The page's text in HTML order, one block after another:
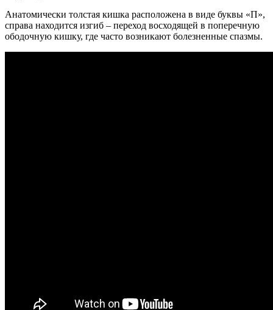
Анатомически толстая кишка расположена в виде буквы «П»,
справа находится изгиб – переход восходящей в поперечную
ободочную кишку, где часто возникают болезненные спазмы.